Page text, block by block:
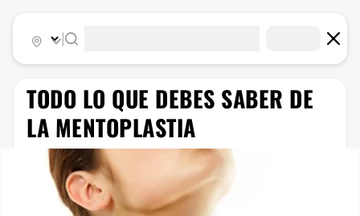
TODO LO QUE DEBES SABER DE
LA MENTOPLASTIA